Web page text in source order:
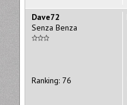
Dave72
Senza Benza
Ranking: 76